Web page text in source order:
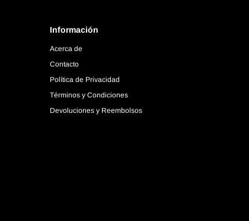
Información
Acerca de
Contacto
Política de Privacidad
Términos y Condiciones
Devoluciones y Reembolsos